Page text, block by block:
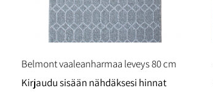
Belmont vaaleanharmaa leveys 80 cm
Kirjaudu sisään nähdäksesi hinnat